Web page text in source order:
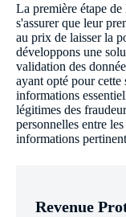
La première étape
s'assurer que leur
au prix de laisser la
développons une
validation des
ayant opté pour
informations
légitimes des
personnelles entre
informations
Revenue